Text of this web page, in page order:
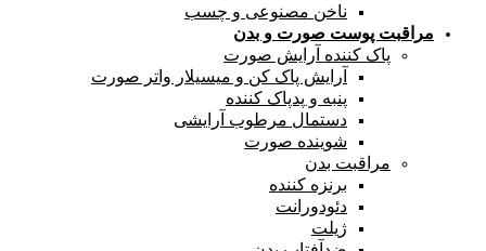
ناخن مصنوعی و چسب
مراقبت پوست صورت و بدن
پاک کننده آرایش صورت
آرایش پاک کن و میسیلار واتر صورت
پنبه و پدپاک کننده
دستمال مرطوب آرایشی
شوینده صورت
مراقبت بدن
برنزه کننده
دئودورانت
ژیلت